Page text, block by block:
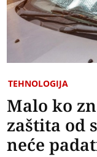
TEHNOLOGIJA
Malo ko
zaštita od
neće